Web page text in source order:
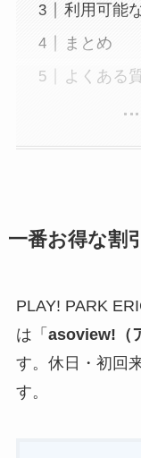
利用可能
まとめ
よくある
一番お得な割
PLAY! PARK
は「 asoview!（
す。休日・初回
す。